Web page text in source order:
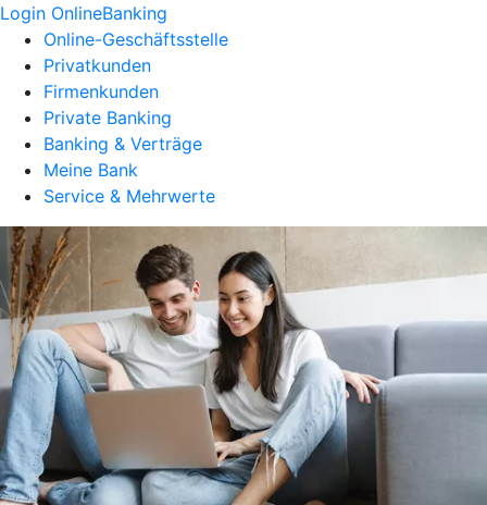
Login OnlineBanking
Online-Geschäftsstelle
Privatkunden
Firmenkunden
Private Banking
Banking & Verträge
Meine Bank
Service & Mehrwerte